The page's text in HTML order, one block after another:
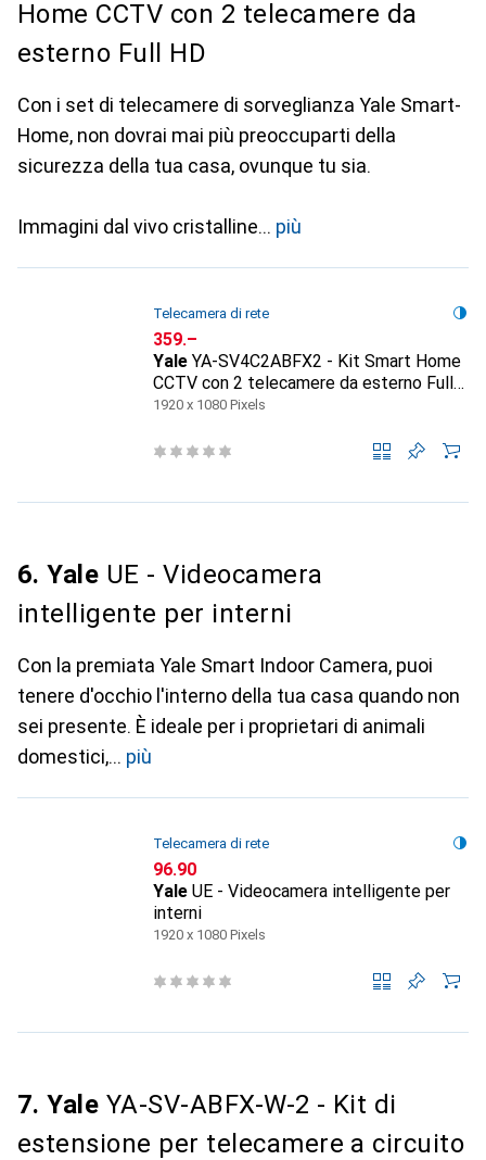
Home CCTV con 2 telecamere da
esterno Full HD
Con i set di telecamere di sorveglianza Yale Smart-
Home, non dovrai mai più preoccuparti della
sicurezza della tua casa, ovunque tu sia.
Immagini dal vivo cristalline più
Telecamera di rete
CHF
359.–
Yale YA-SV4C2ABFX2 - Kit Smart Home
CCTV con 2 telecamere da esterno Full
HD
1920 x 1080 Pixels
6. Yale UE - Videocamera
intelligente per interni
Con la premiata Yale Smart Indoor Camera, puoi
tenere d'occhio l'interno della tua casa quando non
sei presente. È ideale per i proprietari di animali
domestici,
più
Telecamera di rete
CHF
96.90
Yale UE - Videocamera intelligente per
interni
1920 x 1080 Pixels
7. Yale YA-SV-ABFX-W-2 - Kit di
estensione per telecamere a circuito